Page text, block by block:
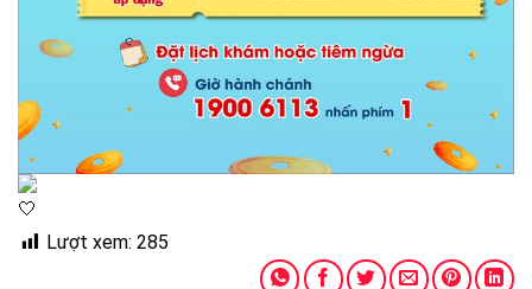
Lượt xem: 285